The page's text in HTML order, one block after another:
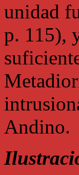
unidad
p. 115),
Andino.